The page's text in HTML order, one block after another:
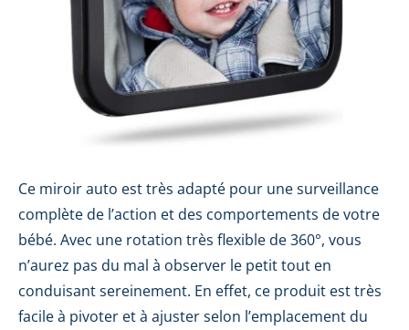
Ce miroir auto est très adapté pour une surveillance
complète de l’action et des comportements de votre
bébé. Avec une rotation très flexible de 360°, vous
n’aurez pas du mal à observer le petit tout en
conduisant sereinement. En effet, ce produit est très
facile à pivoter et à ajuster selon l’emplacement du